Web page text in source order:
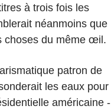
à trois fois les
néanmoins que
choses du même œil.
patron de
les eaux pour
américaine -